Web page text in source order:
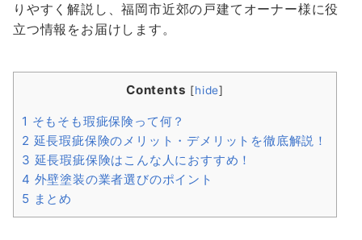
りやすく解説し、福岡市近郊の戸建てオーナー様に役
立つ情報をお届けします。
Contents [hide]
1 そもそも瑕疵保険って何？
2 延長瑕疵保険のメリット・デメリットを徹底解説！
3 延長瑕疵保険はこんな人におすすめ！
4 外壁塗装の業者選びのポイント
5 まとめ